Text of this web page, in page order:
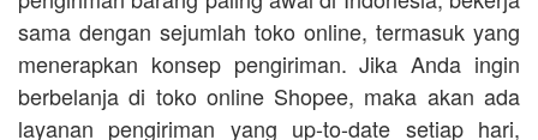
sama dengan sejumlah toko online, termasuk yang
menerapkan konsep pengiriman. Jika Anda ingin
berbelanja di toko online Shopee, maka akan ada
layanan pengiriman yang up-to-date setiap hari,